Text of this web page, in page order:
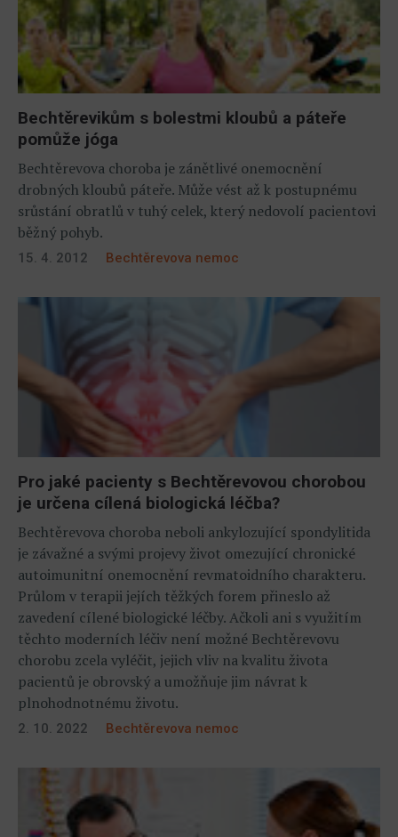
Bechtěrevikům s bolestmi kloubů a páteře
pomůže jóga
Bechtěrevova choroba je zánětlivé onemocnění
drobných kloubů páteře. Může vést až k postupnému
srůstání obratlů v tuhý celek, který nedovolí pacientovi
běžný pohyb.
15. 4. 2012 Bechtěrevova nemoc
Pro jaké pacienty s Bechtěrevovou chorobou
je určena cílená biologická léčba?
Bechtěrevova choroba neboli ankylozující spondylitida
je závažné a svými projevy život omezující chronické
autoimunitní onemocnění revmatoidního charakteru.
Průlom v terapii jejích těžkých forem přineslo až
zavedení cílené biologické léčby. Ačkoli ani s využitím
těchto moderních léčiv není možné Bechtěrevovu
chorobu zcela vyléčit, jejich vliv na kvalitu života
pacientů je obrovský a umožňuje jim návrat k
plnohodnotnému životu.
2. 10. 2022 Bechtěrevova nemoc